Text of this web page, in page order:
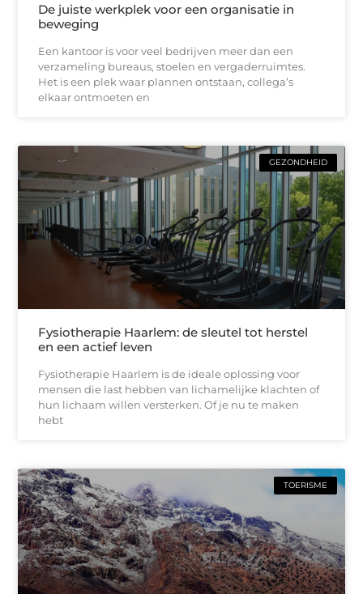
De juiste werkplek voor een organisatie in
beweging
Een kantoor is voor veel bedrijven meer dan een
verzameling bureaus, stoelen en vergaderruimtes.
Het is een plek waar plannen ontstaan, collega’s
elkaar ontmoeten en
GEZONDHEID
Fysiotherapie Haarlem: de sleutel tot herstel
en een actief leven
Fysiotherapie Haarlem is de ideale oplossing voor
mensen die last hebben van lichamelijke klachten of
hun lichaam willen versterken. Of je nu te maken
hebt
TOERISME